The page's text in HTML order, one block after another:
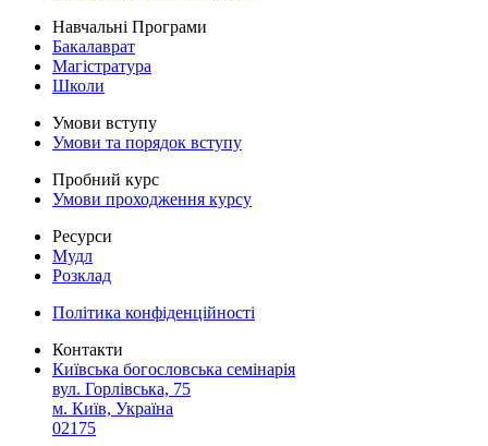
Навчальні Програми
Бакалаврат
Магістратура
Школи
Умови вступу
Умови та порядок вступу
Пробний курс
Умови проходження курсу
Ресурси
Мудл
Розклад
Політика конфіденційності
Контакти
Київська богословська семінарія
вул. Горлівська, 75
м. Київ, Україна
02175